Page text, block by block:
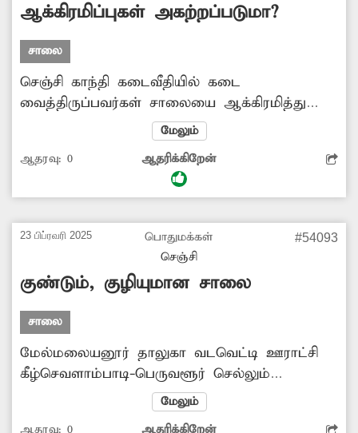
ஆக்கிரமிப்புகள் அகற்றப்படுமா?
சாலை
செஞ்சி காந்தி கடைவீதியில் கடை
வைத்திருப்பவர்கள் சாலையை ஆக்கிரமித்து
வைத்துள்ளனர். இதனால் அவ்வழியாக
வாகனங்கள் செல்ல முடியாத அளவிற்கு
போக்குவரத்து நெரிசல் ஏற்படுகிறது. சில
சமயங்களில் வாகனஓட்டிகள் விபத்துகளில்
எனவே போக்குவரத்துத்துறை அதிகாரிகள்
விரைந்து ஆக்கிரமிப்பை அகற்றி சரி செய்ய
வேண்டும் என வாகன ஓட்டிகள் கோரிக்கை
விடுத்துள்ளனர்.
மேலும்
ஆதரவு: 0 ஆதரிக்கிறேன்
23 பிப்ரவரி 2025
பொதுமக்கள்
செஞ்சி
#54093
குண்டும், குழியுமான சாலை
சாலை
மேல்மலையனூர் தாலுகா வடவெட்டி ஊராட்சி
கீழ்செவளாம்பாடி-பெருவளூர் செல்லும்
சாலையானது பலத்த சேதமடைந்து குண்டும்,
குழியுமாக உள்ளது. இதனால் அந்த வழியாக
மேலும்
ஆதரவு: 0 ஆதரிக்கிறேன்